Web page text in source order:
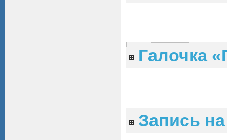
Галочка
Запись